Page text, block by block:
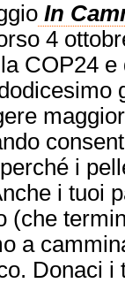
In
4
COP24
i
i tuoi
(che
a
Donaci